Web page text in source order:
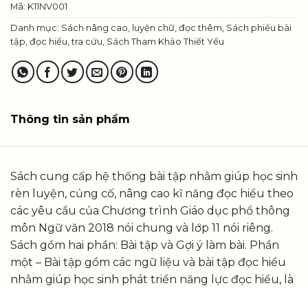
Mã: K11NV001
Danh mục: Sách nâng cao, luyện chữ, đọc thêm Sách phiếu bài
tập, đọc hiểu, tra cứu Sách Tham Khảo Thiết Yếu
Thông tin sản phẩm
Sách cung cấp hệ thống bài tập nhằm giúp học sinh
rèn luyện, củng cố, nâng cao kĩ năng đọc hiểu theo
các yêu cầu của Chương trình Giáo dục phổ thông
môn Ngữ văn 2018 nói chung và lớp 11 nói riêng.
Sách gồm hai phần: Bài tập và Gợi ý làm bài. Phần
một – Bài tập gồm các ngữ liệu và bài tập đọc hiểu
nhằm giúp học sinh phát triển năng lực đọc hiểu, là